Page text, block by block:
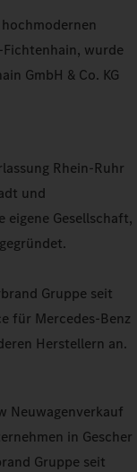
wurde
GmbH & Co. KG
Rhein-Ruhr
und
eigene Gesellschaft,
Gruppe seit
für Mercedes-Benz
Herstellern an.
Neuwagenverkauf
in Gescher
Gruppe seit